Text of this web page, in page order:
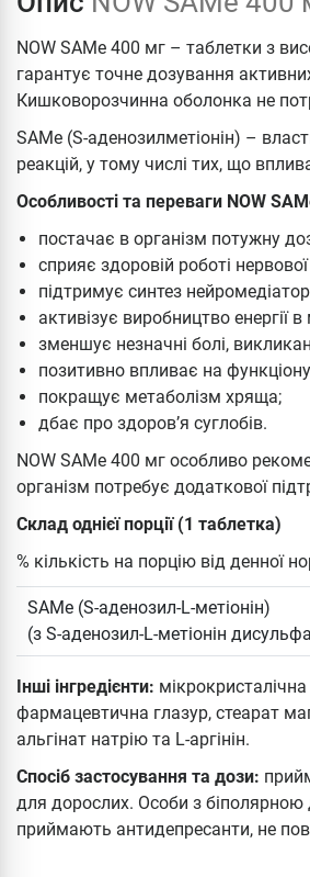
NOW SAMe 400 мг – таблетки з
гарантує точне дозування
Кишковорозчинна оболонка не
SAMe (S-аденозилметіонін) –
реакцій, у тому числі тих, що
Особливості та переваги NOW
постачає в організм потужну
сприяє здоровій роботі
підтримує синтез
активізує виробництво енергії
зменшує незначні болі,
позитивно впливає на
покращує метаболізм хряща;
дбає про здоров’я суглобів.
NOW SAMe 400 мг особливо
організм потребує додаткової
Склад однієї порції (1 таблетка)
% кількість на порцію від денної
SAMe (S-аденозил-L-метіонін)
(з S-аденозил-L-метіонін
Інші інгредієнти:
фармацевтична глазур, стеарат
альгінат натрію та L-аргінін.
Спосіб застосування та дози:
для дорослих. Особи з
приймають антидепресанти, не